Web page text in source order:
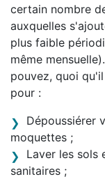
certain nombre
auxquelles
plus faible
même
pouvez, quoi
pour :
Dépoussiérer
moquettes ;
Laver les sols
sanitaires ;